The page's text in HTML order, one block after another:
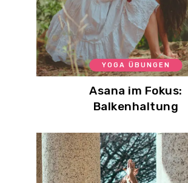
YOGA ÜBUNGEN
Asana im Fokus:
Balkenhaltung